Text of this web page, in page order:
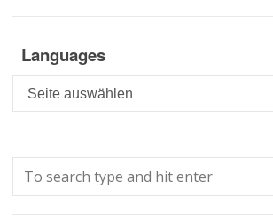
Languages
Languages